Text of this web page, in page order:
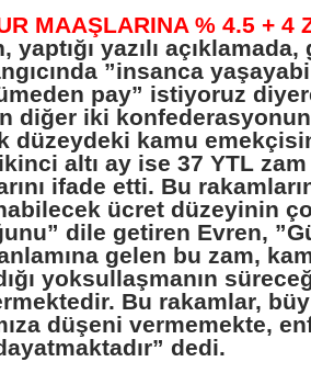
MAAŞLARINA % 4.5 + 4
yaptığı yazılı
”insanca
pay” istiyoruz
diğer iki
düzeydeki kamu
altı ay ise 37 YTL
ifade etti. Bu
ücret düzeyinin
dile getiren Evren,
gelen bu zam,
yoksullaşmanın
Bu rakamlar,
düşeni vermemekte,
dedi.